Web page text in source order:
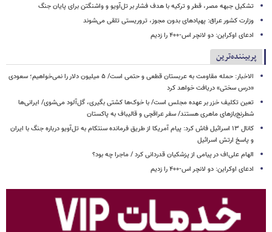
تشکیل جبهه‌ مصر، قطر و ترکیه با هدف فشار بر تل‌آویو و واشنگتن برای پایان جنگ
وزارت کشور عراق: پهپادهای بدون مجوز، تروریستی تلقی می‌شوند
ادعای اوکراین: دو لانچر اس-۴۰۰ را زدیم
پربیننده‌ترین
الاخبار: حمله مقاومت به عربستان قطعی و حتمی است/ ۵ میلیون دلار را نمی‌خواهیم؛ سعودی
«درس سختی» دریافت خواهد کرد
تعین تکلیف خزر بر عهده مجلس است/ با خوک‌ها کشتی بگیری، گل‌آلود می‌شوی/ ایرانی‌ها
شطرنج‌بازهای ماهری هستند/ سفر عراقچی و قالیباف به پاکستان
کانال ۱۳ اسرائیل فاش کرد: پیام آمریکا از طریق فرمانده سنتکام به تل‌آویو درباره جنگ با ایران
و پاسخ ارتش اسرائیل
الهام علی‌اف در پیامی از پزشکیان قدردانی کرد / ماجرا چه بود؟
ادعای اوکراین: دو لانچر اس-۴۰۰ را زدیم